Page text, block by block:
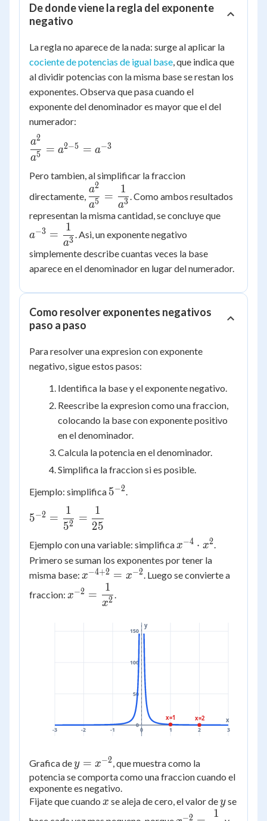
De donde viene la regla del exponente
negativo
La regla no aparece de la nada: surge al aplicar la
cociente de potencias de igual base , que indica que
al dividir potencias con la misma base se restan los
exponentes. Observa que pasa cuando el
exponente del denominador es mayor que el del
numerador:
\dfrac{a^2}
{a^5} =
a^{2-5} =
a^{-3}
a5
a2
= a2−5 = a−3
Pero tambien, al simplificar la fraccion
directamente,
\dfrac{a^2}
{a^5} =
\dfrac{1}
{a^3}
a5
a2
=
a3
1
. Como ambos resultados
representan la misma cantidad, se concluye que
a−3 =
a3
1
. Asi, un exponente negativo
simplemente describe cuantas veces la base
aparece en el denominador en lugar del numerador.
Como resolver exponentes negativos
paso a paso
Para resolver una expresion con exponente
negativo, sigue estos pasos:
Identifica la base y el exponente negativo.
Reescribe la expresion como una fraccion,
colocando la base con exponente positivo
en el denominador.
Calcula la potencia en el denominador.
Simplifica la fraccion si es posible.
Ejemplo: simplifica 5^{-2}
5−2.
5^{-2} =
\dfrac{1}
{5^2} =
\dfrac{1}
{25}
5−2 =
52
1
=
25
1
Ejemplo con una variable: simplifica x^{-4}
\cdot
x^{2}
x−4 ⋅ x2
Primero se suman los exponentes por tener la
misma base: x^{-4+2}
= x^{-2}
x−4+2 = x−2 . Luego se convierte a
fraccion:
x^{-2} =
\dfrac{1}
x−2 =
x2
1
-3 -2 -1 0 1 2 3
0
50
100
150
x
y
x=1 x=2
Grafica dey =
x^{-2}
y = x−2, que muestra como la
potencia se comporta como una fraccion cuando el
exponente es negativo.
Fijate que cuando x
x se aleja de cero, el valor dey
yse
x^{-2} =
−2 1